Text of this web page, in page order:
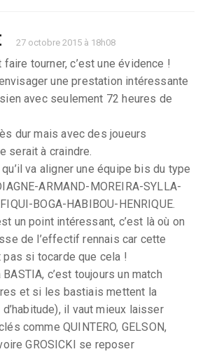
27 octobre 2015 à 18h08
faire tourner, c’est une évidence !
une prestation intéressante
avec seulement 72 heures de
dur mais avec des joueurs
serait à craindre.
va aligner une équipe bis du type
ARMAND-MOREIRA-SYLLA-
BOGA-HABIBOU-HENRIQUE.
un point intéressant, c’est là où on
de l’effectif rennais car cette
pas si tocarde que cela !
c’est toujours un match
et si les bastiais mettent la
il vaut mieux laisser
comme QUINTERO, GELSON,
GROSICKI se reposer